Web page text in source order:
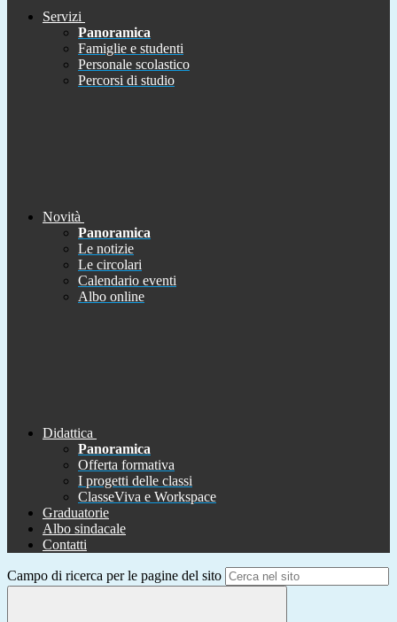
Servizi
Panoramica
Famiglie e studenti
Personale scolastico
Percorsi di studio
Novità
Panoramica
Le notizie
Le circolari
Calendario eventi
Albo online
Didattica
Panoramica
Offerta formativa
I progetti delle classi
ClasseViva e Workspace
Graduatorie
Albo sindacale
Contatti
Campo di ricerca per le pagine del sito